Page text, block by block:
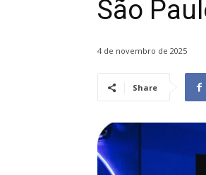
São
4 de novembro de 2025
Share